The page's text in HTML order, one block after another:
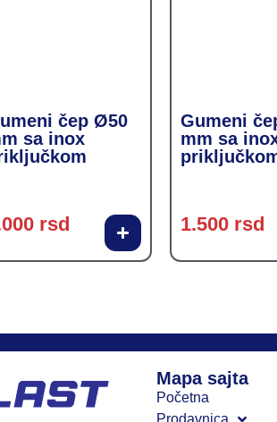
čep Ø50
sa inox
rsd
Gumeni
mm sa
1.500 rsd
Mapa sajta
Početna
Prodavnica